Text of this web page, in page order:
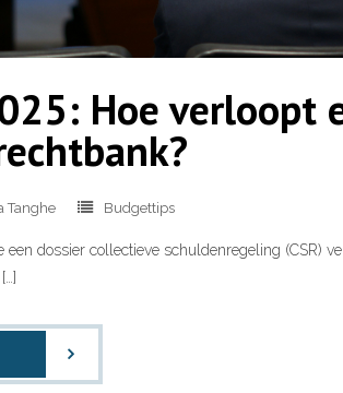
Hoe verloopt
Tanghe Budgettips
een dossier collectieve schuldenregeling (CSR)